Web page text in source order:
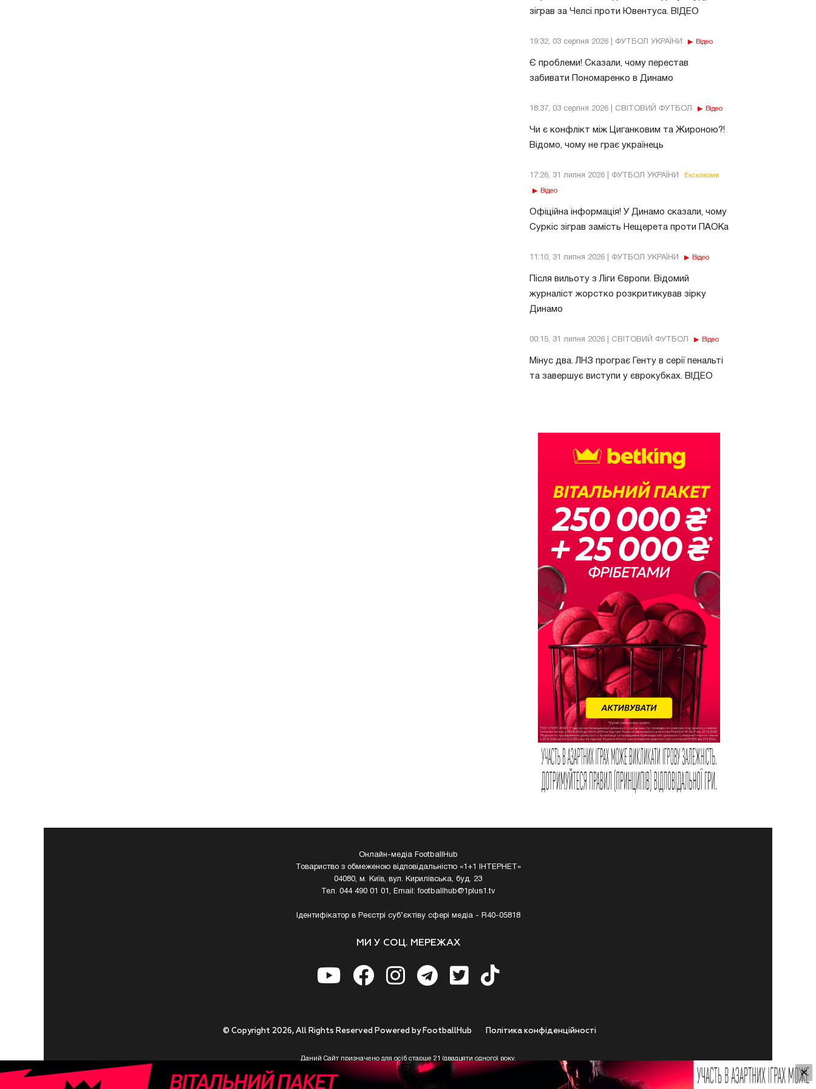
зіграв за Челсі проти Ювентуса. ВІДЕО
19:32, 03 серпня 2026 | ФУТБОЛ УКРАЇНИ Відео
Є проблеми! Сказали, чому перестав
забивати Пономаренко в Динамо
18:37, 03 серпня 2026 | СВІТОВИЙ ФУТБОЛ Відео
Чи є конфлікт між Циганковим та Жироною?!
Відомо, чому не грає українець
17:26, 31 липня 2026 | ФУТБОЛ УКРАЇНИ Ексклюзив
Відео
Офіційна інформація! У Динамо сказали, чому
Суркіс зіграв замість Нещерета проти ПАОКа
11:10, 31 липня 2026 | ФУТБОЛ УКРАЇНИ Відео
Після вильоту з Ліги Європи. Відомий
журналіст жорстко розкритикував зірку
Динамо
00:15, 31 липня 2026 | СВІТОВИЙ ФУТБОЛ Відео
Мінус два. ЛНЗ програє Генту в серії пенальті
та завершує виступи у єврокубках. ВІДЕО
Онлайн-медіа FootballHub
Товариство з обмеженою відповідальністю «1+1 ІНТЕРНЕТ»
04080, м. Київ, вул. Кирилівська, буд. 23
Тел. 044 490 01 01, Email:footballhub@1plus1.tv
Ідентифікатор в Реєстрі суб’єктіву сфері медіа - R40-05818
МИ У СОЦ. МЕРЕЖАХ
Полiтика конфiденцiйностi
© Copyright 2026, All Rights Reserved Powered by FootballHub
Даний Сайт призначено для осіб старше 21 (двадцяти одного) року.
Приступаючи до використання https://footballhub.ua, Користувач цим підтверджує, що досяг 21-річного віку.
У разі , якщо Ви (Користувач) не досягли 21-річного віку - не розпочинайте або припиніть користування Сайтом.
×